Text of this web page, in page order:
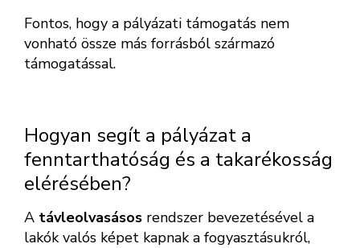
Fontos, hogy a pályázati támogatás nem
vonható össze más forrásból származó
támogatással.
Hogyan segít a pályázat a
fenntarthatóság és a takarékosság
elérésében?
A távleolvasásos rendszer bevezetésével a
lakók valós képet kapnak a fogyasztásukról,